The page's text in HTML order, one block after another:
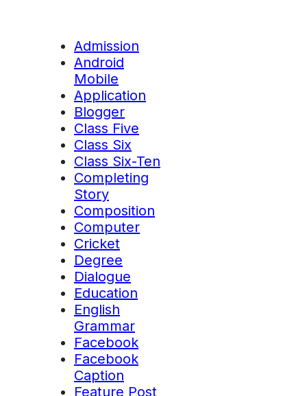
Admission
Android
Mobile
Application
Blogger
Class Five
Class Six
Class Six-Ten
Completing
Story
Composition
Computer
Cricket
Degree
Dialogue
Education
English
Grammar
Facebook
Facebook
Caption
Feature Post